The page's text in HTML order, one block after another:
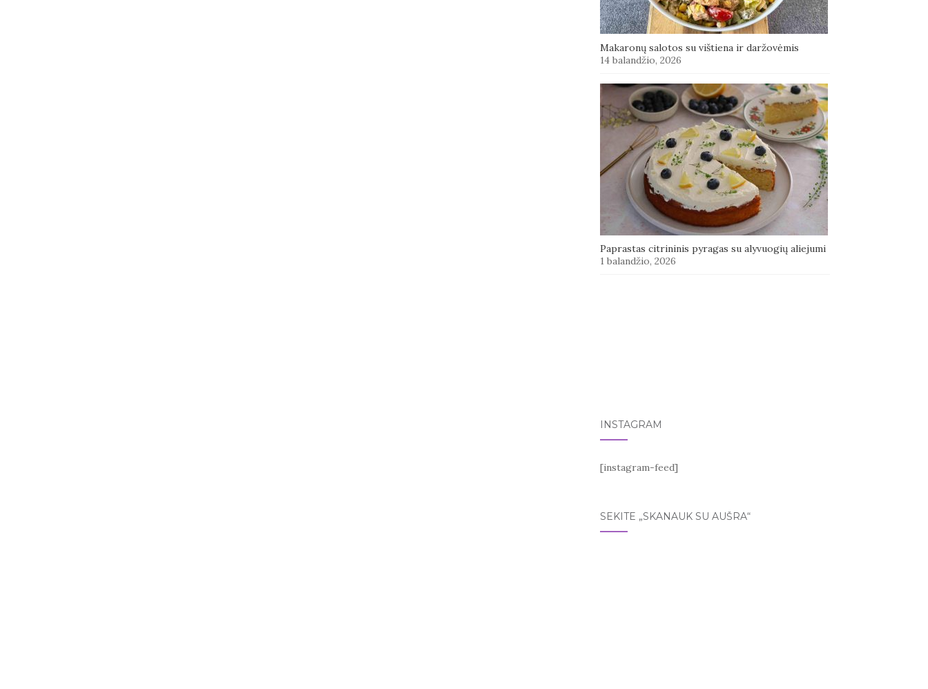
Makaronų salotos su vištiena ir daržovėmis
14 balandžio, 2026
Paprastas citrininis pyragas su alyvuogių aliejumi
1 balandžio, 2026
INSTAGRAM
[instagram-feed]
SEKITE „SKANAUK SU AUŠRA“